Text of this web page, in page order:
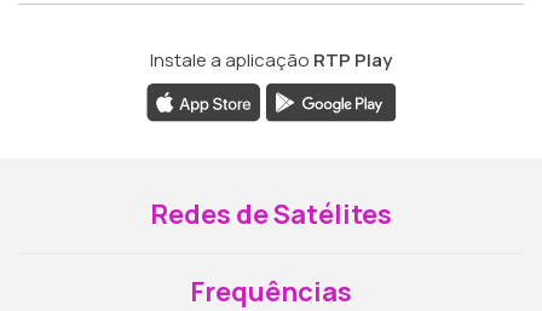
Instale a aplicação RTP Play
Redes de Satélites
Frequências